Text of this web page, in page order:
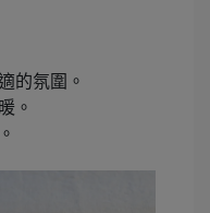
的氛圍。
。